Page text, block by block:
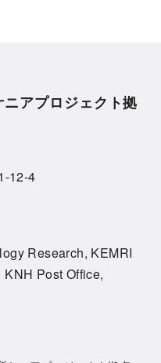
アプロジェクト拠
12-4
Research, KEMRI
Post Office,